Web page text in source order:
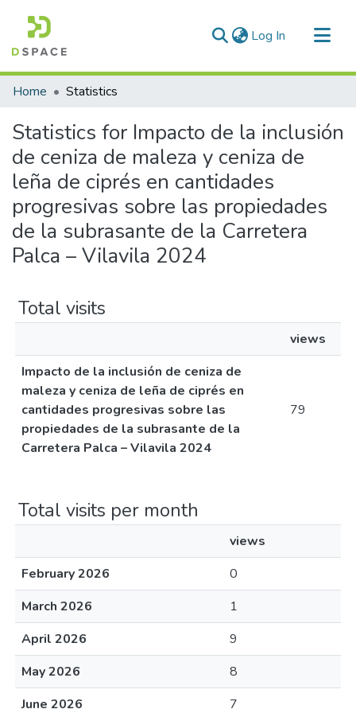
Log In (current)
Communities & Collections
Home Statistics
Statistics for Impacto de la inclusión
de ceniza de maleza y ceniza de
leña de ciprés en cantidades
progresivas sobre las propiedades
de la subrasante de la Carretera
Palca – Vilavila 2024
Total visits
views
Impacto de la inclusión de ceniza de
maleza y ceniza de leña de ciprés en
cantidades progresivas sobre las
propiedades de la subrasante de la
Carretera Palca – Vilavila 2024
79
Total visits per month
views
February 2026
0
March 2026
1
April 2026
9
May 2026
8
June 2026
7